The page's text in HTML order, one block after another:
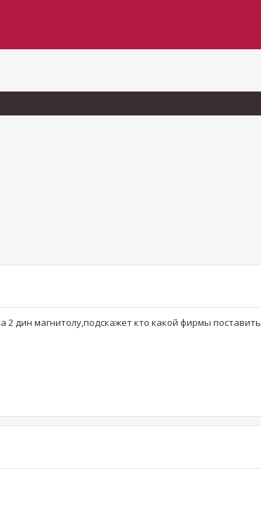
дин магнитолу,подскажет кто какой фирмы поставить